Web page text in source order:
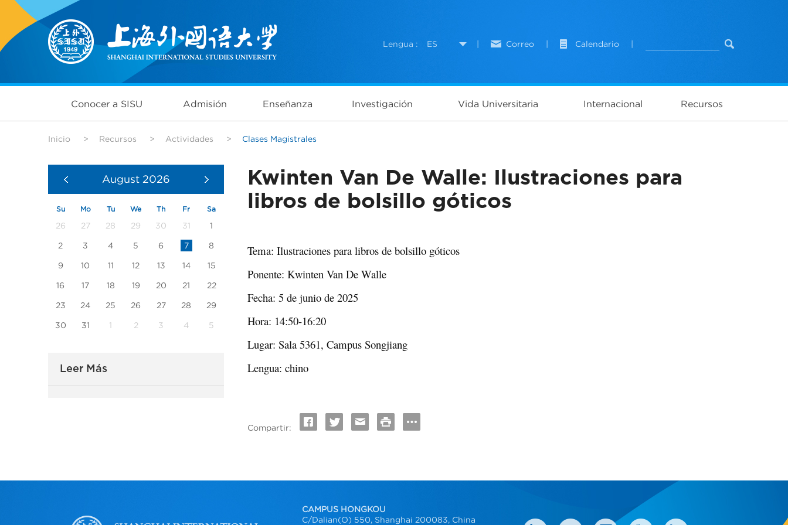
Lengua : ES Correo Calendario
Conocer a SISU Admisión Enseñanza Investigación Vida Universitaria Internacional Recursos
Inicio > Recursos > Actividades > Clases Magistrales
August 2026
Su Mo Tu We Th Fr Sa
26 27 28 29 30 31 1
2 3 4 5 6 7 8
9 10 11 12 13 14 15
16 17 18 19 20 21 22
23 24 25 26 27 28 29
30 31 1 2 3 4 5
Leer Más
Kwinten Van De Walle: Ilustraciones para
libros de bolsillo góticos
Tema: Ilustraciones para libros de bolsillo góticos
Ponente: Kwinten Van De Walle
Fecha: 5 de junio de 2025
Hora: 14:50-16:20
Lugar: Sala 5361, Campus Songjiang
Lengua: chino
Compartir:
CAMPUS HONGKOU
C/Dalian(O) 550, Shanghai 200083, China